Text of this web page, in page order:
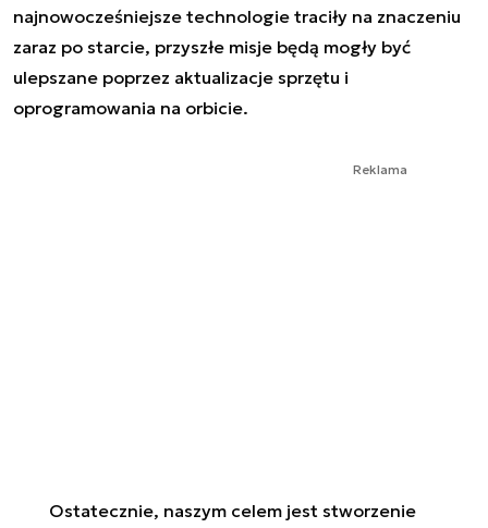
najnowocześniejsze technologie traciły na znaczeniu
zaraz po starcie, przyszłe misje będą mogły być
ulepszane poprzez aktualizacje sprzętu i
oprogramowania na orbicie.
Reklama
Ostatecznie, naszym celem jest stworzenie